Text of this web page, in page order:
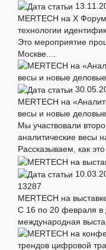
MERTECH на X
технологии
Это мероприятие
Москве....
MERTECH на
весы и новые
Мы участвовали
аналитические весы
Рассказываем, как
13287
MERTECH на
С 16 по 20 февраля в
международная